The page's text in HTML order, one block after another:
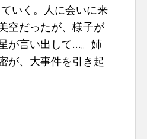
いく。人に会いに来
空だったが、様子が
が言い出して…。姉
が、大事件を引き起